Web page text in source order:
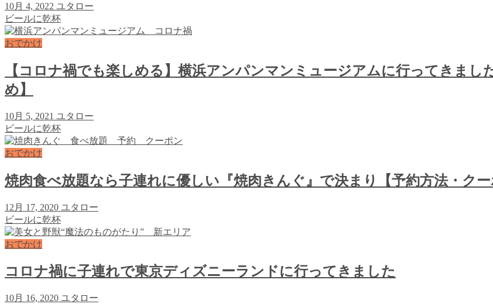
10月 4, 2022 ユタロー
ビールに乾杯
おでかけ
【コロナ禍でも楽しめる】横浜アンパンマンミュージアムに行ってきまし
め】
10月 5, 2021 ユタロー
ビールに乾杯
おでかけ
焼肉食べ放題なら子連れに優しい『焼肉きんぐ』で決まり【予約方法・クー
12月 17, 2020 ユタロー
ビールに乾杯
おでかけ
コロナ禍に子連れで東京ディズニーランドに行ってきました
10月 16, 2020 ユタロー